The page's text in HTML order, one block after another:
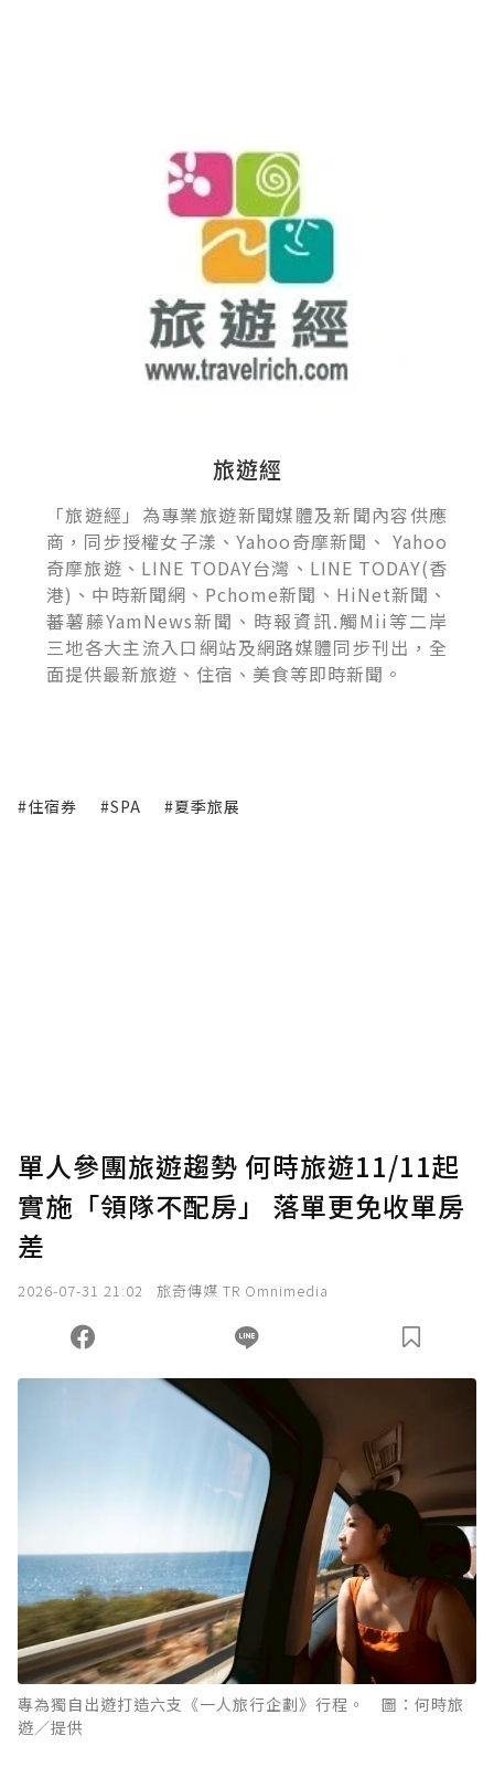
旅遊經
「旅遊經」為專業旅遊新聞媒體及新聞內容供應
商，同步授權女子漾、Yahoo奇摩新聞、 Yahoo
奇摩旅遊、LINE TODAY台灣、LINE TODAY(香
港)、中時新聞網、Pchome新聞、HiNet新聞、
蕃薯藤YamNews新聞、時報資訊.觸Mii等二岸
三地各大主流入口網站及網路媒體同步刊出，全
面提供最新旅遊、住宿、美食等即時新聞。
#住宿券 #SPA #夏季旅展
單人參團旅遊趨勢 何時旅遊11/11起
實施「領隊不配房」 落單更免收單房
差
2026-07-31 21:02 旅奇傳媒 TR Omnimedia
專為獨自出遊打造六支《一人旅行企劃》行程。 圖：何時旅
遊／提供